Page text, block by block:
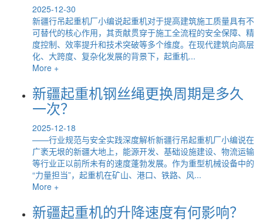
2025-12-30
新疆行吊起重机厂小编说起重机对于提高建筑施工质量具有不
可替代的核心作用，其贡献贯穿于施工全流程的安全保障、精
度控制、效率提升和技术突破等多个维度。在现代建筑向高层
化、大跨度、复杂化发展的背景下，起重机...
More +
新疆起重机钢丝绳更换周期是多久
一次？
2025-12-18
——行业规范与安全实践深度解析新疆行吊起重机厂小编说在
广袤无垠的新疆大地上，能源开发、基础设施建设、物流运输
等行业正以前所未有的速度蓬勃发展。作为重型机械设备中的
“力量担当”，起重机在矿山、港口、铁路、风...
More +
新疆起重机的升降速度有何影响？